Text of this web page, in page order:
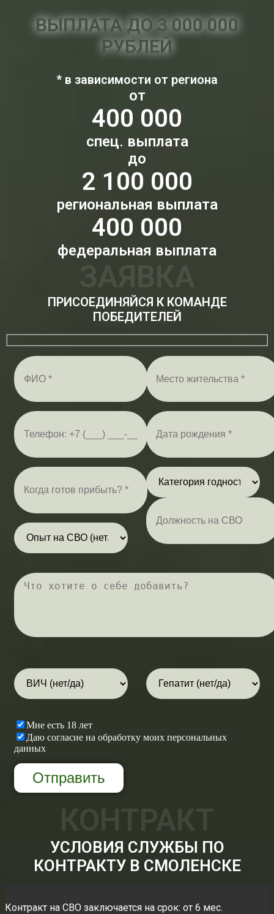
ВЫПЛАТА ДО 3 000 000
РУБЛЕЙ
* в зависимости от региона
от
400 000
спец. выплата
до
2 100 000
региональная выплата
400 000
федеральная выплата
ПРИСОЕДИНЯЙСЯ К КОМАНДЕ
ПОБЕДИТЕЛЕЙ
Мне есть 18 лет
Даю согласие на обработку моих персональных
данных
УСЛОВИЯ СЛУЖБЫ ПО
КОНТРАКТУ В СМОЛЕНСКЕ
Контракт на СВО заключается на срок: от 6 мес.